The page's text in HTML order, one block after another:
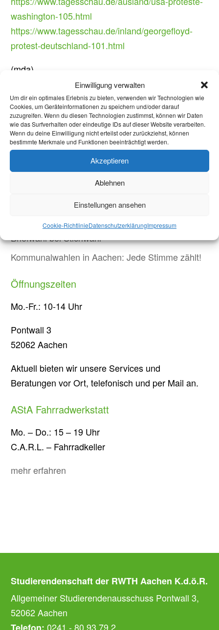
Einwilligung verwalten
Um dir ein optimales Erlebnis zu bieten, verwenden wir Technologien wie
Cookies, um Geräteinformationen zu speichern und/oder darauf
zuzugreifen. Wenn du diesen Technologien zustimmst, können wir Daten
wie das Surfverhalten oder eindeutige IDs auf dieser Website verarbeiten.
Wenn du deine Einwilligung nicht erteilst oder zurückziehst, können
bestimmte Merkmale und Funktionen beeinträchtigt werden.
Akzeptieren
Ablehnen
Einstellungen ansehen
Cookie-RichtlinieDatenschutzerklärungImpressum
washington-105.html
https://www.tagesschau.de/inland/georgefloyd-
protest-deutschland-101.html
(mda)
Aktuelles
Welcome Week und darüber hinaus: Onboarding
neuer internationaler Studierender
Warum Einsamkeit im Studium kein Versagen ist –
Protest in Düsseldorf: Studierende demonstrieren
Briefwahl bei Stichwahl
Kommunalwahlen in Aachen: Jede Stimme zählt!
Öffnungszeiten
Mo.-Fr.: 10-14 Uhr
Pontwall 3
52062 Aachen
Aktuell bieten wir unsere Services und
Beratungen vor Ort, telefonisch und per Mail an.
AStA Fahrradwerkstatt
Mo. – Do.: 15 – 19 Uhr
C.A.R.L. – Fahrradkeller
mehr erfahren
Studierendenschaft der RWTH Aachen K.d.ö.R.
Allgemeiner Studierendenausschuss Pontwall 3,
52062 Aachen
0241 - 80 93 79 2